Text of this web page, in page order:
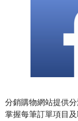
分銷購物網站提供
掌握每筆訂單項目